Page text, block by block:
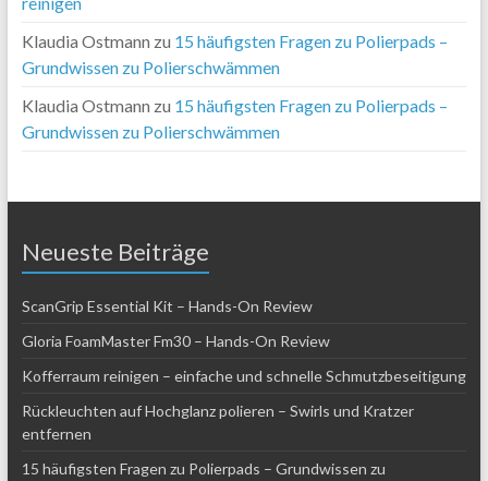
Klaudia Ostmann zu 15 häufigsten Fragen zu Polierpads –
Grundwissen zu Polierschwämmen
Klaudia Ostmann zu 15 häufigsten Fragen zu Polierpads –
Grundwissen zu Polierschwämmen
Neueste Beiträge
ScanGrip Essential Kit – Hands-On Review
Gloria FoamMaster Fm30 – Hands-On Review
Kofferraum reinigen – einfache und schnelle Schmutzbeseitigung
Rückleuchten auf Hochglanz polieren – Swirls und Kratzer
entfernen
15 häufigsten Fragen zu Polierpads – Grundwissen zu